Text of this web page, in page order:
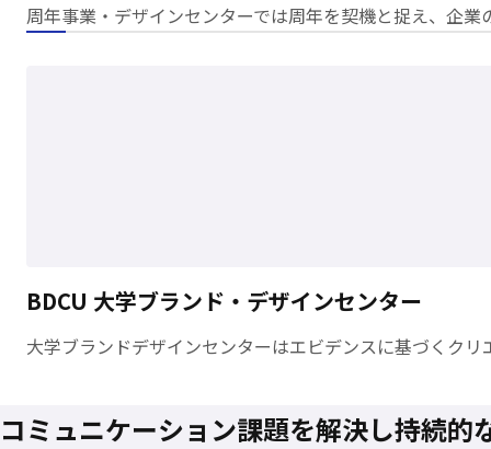
周年事業・デザインセンターでは周年を契機と捉え、 企業
BDCU 大学ブランド・デザインセンター
大学ブランドデザインセンターはエビデンスに基づくクリ
コミュニケーション課題を解決し持続的